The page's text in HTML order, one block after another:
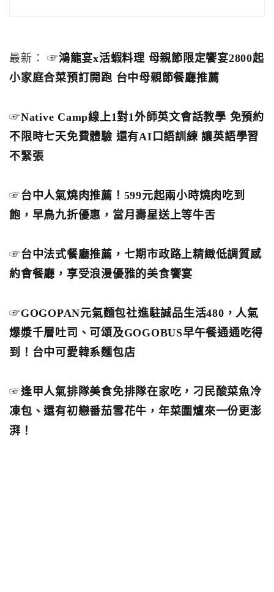
最新： ☞鴻龍宴x活蝦料理 母親節限定饗宴2800起
小家庭合菜預訂開跑 台中母親節餐廳推薦
☞Native Camp線上1對1外師英文會話教學 免預約
不限時七天免費體驗 還有AI口語訓練 讓英語學習
不緊張
☞台中人氣燒肉推薦！599元起兩小時燒肉吃到
飽，早鳥九折優惠，當月壽星送上等牛舌
☞台中法式餐廳推薦，七期市政路上精緻低調質感
約會餐廳，享受浪漫優雅的美食饗宴
☞GOGOPAN元氣麵包社進駐誠品生活480，人氣
爆漿千層吐司、可頌及GOGOBUS早午餐通通吃得
到！台中可愛韓系麵包店
☞逢甲人氣排隊美食免排隊在家吃，刁民酸菜魚冷
凍包、還有初戀番茄雪花牛，年菜圍爐來一份更澎
湃！